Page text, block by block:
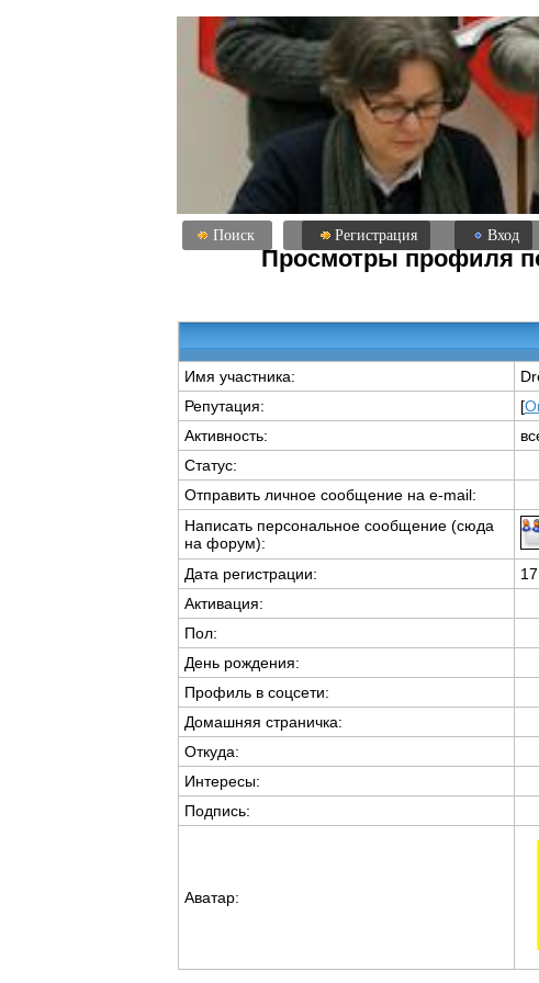
Поиск Регистрация Вход
Просмотры профиля
Имя участника:
Репутация:
[
Активность:
Статус:
Отправить личное сообщение на e-mail:
Написать персональное сообщение (сюда
на форум):
Дата регистрации:
Активация:
Пол:
День рождения:
Профиль в соцсети:
Домашняя страничка:
Откуда:
Интересы:
Подпись:
Аватар: